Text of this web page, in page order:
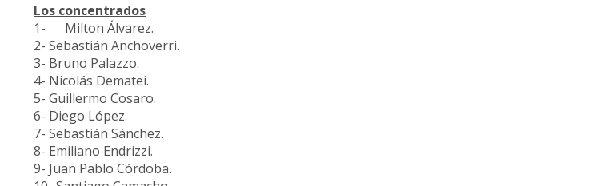
Los concentrados
1- Milton Álvarez.
2- Sebastián Anchoverri.
3- Bruno Palazzo.
4- Nicolás Dematei.
5- Guillermo Cosaro.
6- Diego López.
7- Sebastián Sánchez.
8- Emiliano Endrizzi.
9- Juan Pablo Córdoba.